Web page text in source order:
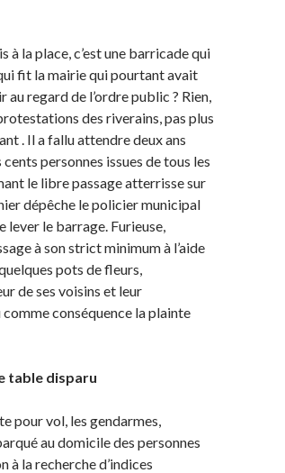
à la place, c’est une barricade qui
fit la mairie qui pourtant avait
regard de l’ordre public ? Rien,
des riverains, pas plus
. Il a fallu attendre deux ans
personnes issues de tous les
le libre passage atterrisse sur
dépêche le policier municipal
lever le barrage. Furieuse,
à son strict minimum à l’aide
pots de fleurs,
de ses voisins et leur
conséquence la plainte
table disparu
pour vol, les gendarmes,
au domicile des personnes
à la recherche d’indices